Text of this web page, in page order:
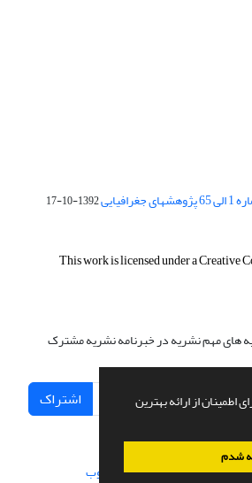
از ارائه بهترین
شدم
1392-10-17
This work is licensed under aCreative
های مهم نشریه در خبرنامه نشریه مشترک
اشتراک
طراحی و پیاده سازی از سیناوب